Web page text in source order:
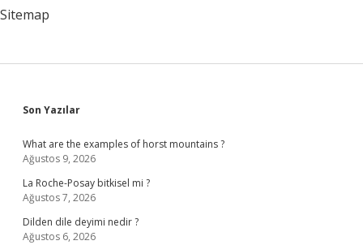
Sitemap
Sidebar
Son Yazılar
What are the examples of horst mountains ?
Ağustos 9, 2026
La Roche-Posay bitkisel mi ?
Ağustos 7, 2026
Dilden dile deyimi nedir ?
Ağustos 6, 2026